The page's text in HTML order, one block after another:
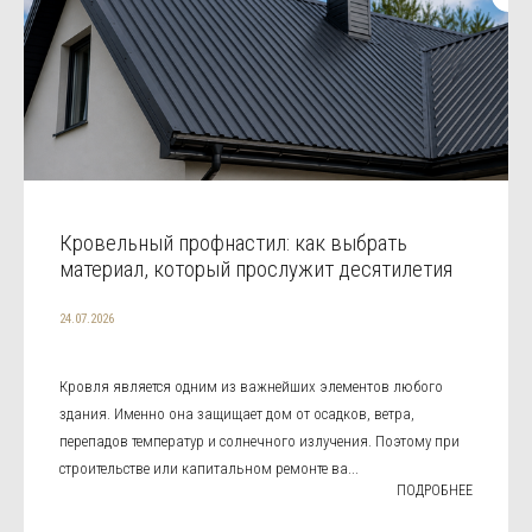
Кровельный профнастил: как выбрать
материал, который прослужит десятилетия
24.07.2026
Кровля является одним из важнейших элементов любого
здания. Именно она защищает дом от осадков, ветра,
перепадов температур и солнечного излучения. Поэтому при
строительстве или капитальном ремонте ва...
ПОДРОБНЕЕ